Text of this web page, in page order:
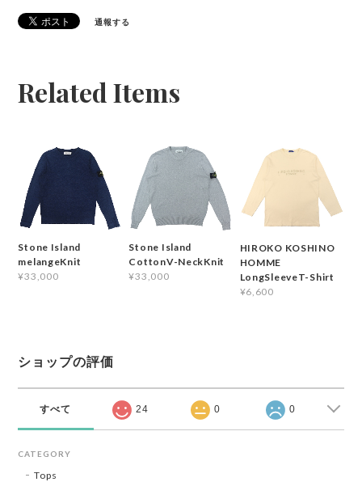
通報する
Related Items
Stone Island
melangeKnit
¥33,000
Stone Island
CottonV-NeckKnit
¥33,000
HIROKO KOSHINO
HOMME
LongSleeveT-Shirt
¥6,600
ショップの評価
すべて 24 0 0
CATEGORY
Tops